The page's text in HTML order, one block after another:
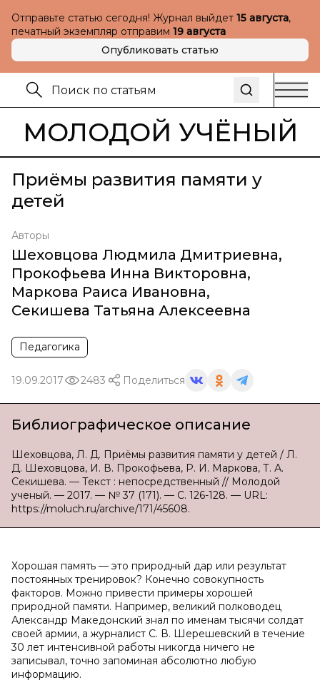
Отправьте статью сегодня! Журнал выйдет 15 августа,
печатный экземпляр отправим 19 августа
Опубликовать статью
МОЛОДОЙ УЧЁНЫЙ
Приёмы развития памяти у
детей
Авторы
Шеховцова Людмила Дмитриевна,
Прокофьева Инна Викторовна,
Маркова Раиса Ивановна,
Секишева Татьяна Алексеевна
Педагогика
19.09.2017 2483 Поделиться
Библиографическое описание
Шеховцова, Л. Д. Приёмы развития памяти у детей / Л.
Д. Шеховцова, И. В. Прокофьева, Р. И. Маркова, Т. А.
Секишева. — Текст : непосредственный // Молодой
ученый. — 2017. — № 37 (171). — С. 126-128. — URL:
https://moluch.ru/archive/171/45608.
Хорошая память — это природный дар или результат
постоянных тренировок? Конечно совокупность
факторов. Можно привести примеры хорошей
природной памяти. Например, великий полководец
Александр Македонский знал по именам тысячи солдат
своей армии, а журналист С. В. Шерешевский в течение
30 лет интенсивной работы никогда ничего не
записывал, точно запоминая абсолютно любую
информацию.